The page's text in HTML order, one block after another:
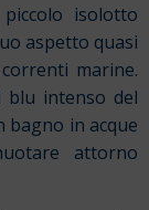
isolotto
aspetto quasi
marine.
blu intenso del
bagno in acque
attorno